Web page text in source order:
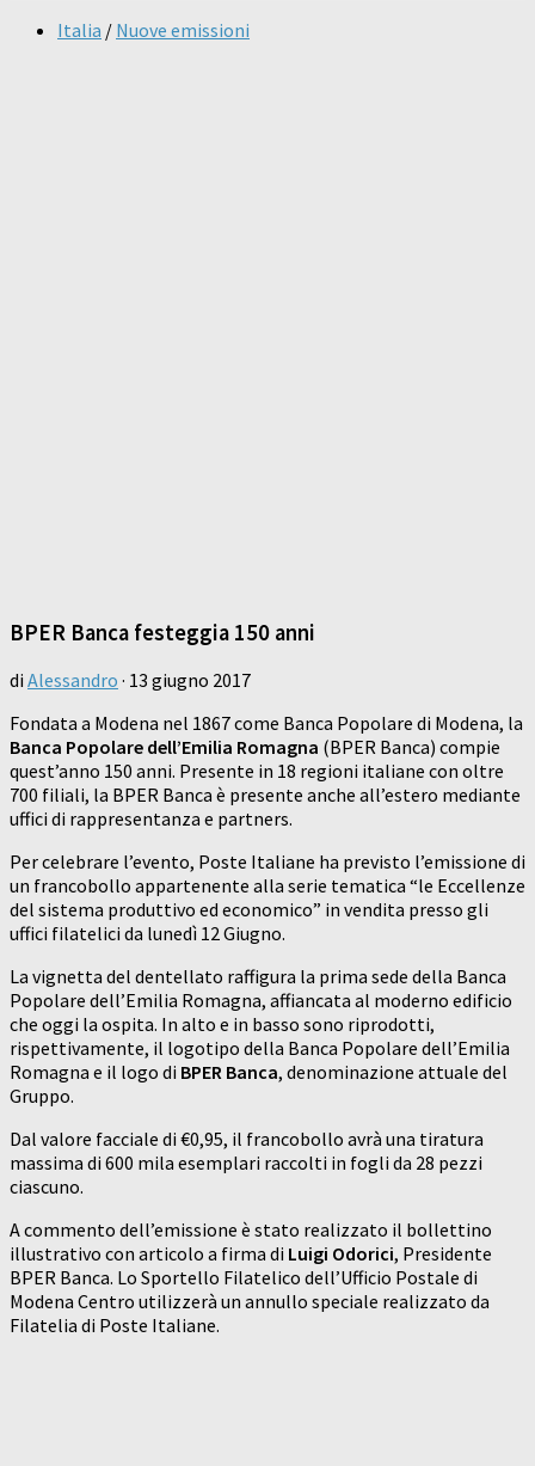
Italia / Nuove emissioni
BPER Banca festeggia 150 anni
di Alessandro · 13 giugno 2017
Fondata a Modena nel 1867 come Banca Popolare di Modena, la
Banca Popolare dell’Emilia Romagna (BPER Banca) compie
quest’anno 150 anni. Presente in 18 regioni italiane con oltre
700 filiali, la BPER Banca è presente anche all’estero mediante
uffici di rappresentanza e partners.
Per celebrare l’evento, Poste Italiane ha previsto l’emissione di
un francobollo appartenente alla serie tematica “le Eccellenze
del sistema produttivo ed economico” in vendita presso gli
uffici filatelici da lunedì 12 Giugno.
La vignetta del dentellato raffigura la prima sede della Banca
Popolare dell’Emilia Romagna, affiancata al moderno edificio
che oggi la ospita. In alto e in basso sono riprodotti,
rispettivamente, il logotipo della Banca Popolare dell’Emilia
Romagna e il logo di BPER Banca, denominazione attuale del
Gruppo.
Dal valore facciale di €0,95, il francobollo avrà una tiratura
massima di 600 mila esemplari raccolti in fogli da 28 pezzi
ciascuno.
A commento dell’emissione è stato realizzato il bollettino
illustrativo con articolo a firma di Luigi Odorici, Presidente
BPER Banca. Lo Sportello Filatelico dell’Ufficio Postale di
Modena Centro utilizzerà un annullo speciale realizzato da
Filatelia di Poste Italiane.